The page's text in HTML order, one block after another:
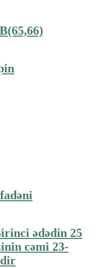
ədədin 25
cəmi 23-